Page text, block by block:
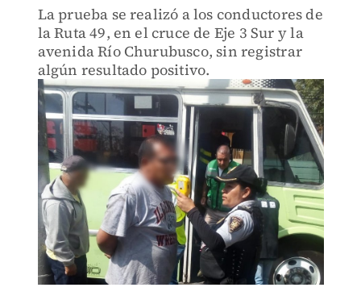
La prueba se realizó a los conductores de
la Ruta 49, en el cruce de Eje 3 Sur y la
avenida Río Churubusco, sin registrar
algún resultado positivo.